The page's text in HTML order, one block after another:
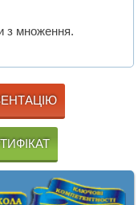
з множення.